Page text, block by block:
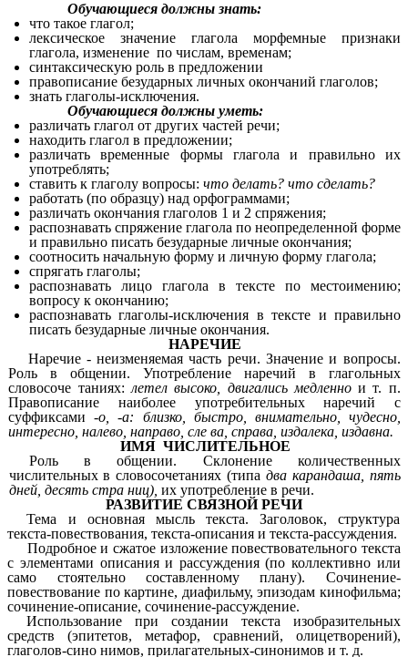
Обучающиеся должны знать:
что такое глагол;
лексическое значение глагола морфемные признаки
глагола, изменение по числам, временам;
синтаксическую роль в предложении
правописание безударных личных окончаний глаголов;
знать глаголы-исключения.
Обучающиеся должны уметь:
различать глагол от других частей речи;
находить глагол в предложении;
различать временные формы глагола и правильно их
употреблять;
ставить к глаголу вопросы: что делать? что сделать?
работать (по образцу) над орфограммами;
различать окончания глаголов 1 и 2 спряжения;
распознавать спряжение глагола по неопределенной форме
и правильно писать безударные личные окончания;
соотносить начальную форму и личную форму глагола;
спрягать глаголы;
распознавать лицо глагола в тексте по местоимению;
вопросу к окончанию;
распознавать глаголы-исключения в тексте и правильно
писать безударные личные окончания.
НАРЕЧИЕ
Наречие - неизменяемая часть речи. Значение и вопросы.
Роль в общении. Употребление наречий в глагольных
словосоче таниях: летел высоко, двигались медленнои т. п.
Правописание наиболее употребительных наречий с
суффиксами-о, -а: близко, быстро, внимательно, чудесно,
интересно, налево, направо, сле ва, справа, издалека, издавна.
ИМЯ ЧИСЛИТЕЛЬНОЕ
Роль в общении. Склонение количественных
числительных в словосочетаниях (типадва карандаша, пять
дней, десять стра ниц), их употребление в речи.
РАЗВИТИЕ СВЯЗНОЙ РЕЧИ
Тема и основная мысль текста. Заголовок, структура
текста-повествования, текста-описания и текста-рассуждения.
Подробное и сжатое изложение повествовательного текста
с элементами описания и рассуждения (по коллективно или
само стоятельно составленному плану). Сочинение-
повествование по картине, диафильму, эпизодам кинофильма;
сочинение-описание, сочинение-рассуждение.
Использование при создании текста изобразительных
средств (эпитетов, метафор, сравнений, олицетворений),
глаголов-сино нимов, прилагательных-синонимов и т. д.